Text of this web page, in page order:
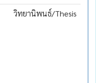
วิทยานิพนธ์/Thesis